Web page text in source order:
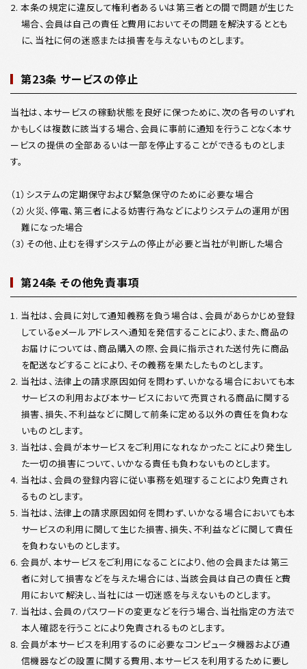
2. 本条の規定に違反して権利者あるいは第三者との間で問題が生じた
場合、会員は自己の責任と費用においてその問題を解決するととも
に、当社に何の迷惑または損害を与えないものとします。
第23条 サービスの停止
当社は、本サービスの稼動状態を良好に保つために、次の各号のいずれ
かもしくは複数に該当する場合、会員に事前に通知を行うことなく本サ
ービスの提供の全部あるいは一部を停止することができるものとしま
す。
（1）システムの定期保守および緊急保守のために必要な場合
（2）火災、停電、第三者による妨害行為などによりシステムの運用が困
難になった場合
（3）その他、止むを得ずシステムの停止が必要と当社が判断した場合
第24条 その他免責事項
1. 当社は、会員に対して通知義務を負う場合は、会員があらかじめ登録
しているeメールアドレスへ通知を発信することにより、また、商品の
お届けについては、商品購入の際、会員に指示された送付先に商品
を配送などすることにより、その義務を果たしたものとします。
2. 当社は、法律上の請求原因如何を問わず、いかなる場合においても本
サービスの利用および本サービスにおいて売買される商品に関する
損害、損失、不利益などに関して前条に定める以外の責任を負わな
いものとします。
3. 当社は、会員が本サービスをご利用になれなかったことにより発生し
た一切の損害について、いかなる責任も負わないものとします。
4. 当社は、会員の登録内容に従い事務を処理することにより免責され
るものとします。
5. 当社は、法律上の請求原因如何を問わず、いかなる場合においても本
サービスの利用に関して生じた損害、損失、不利益などに関して責任
を負わないものとします。
6. 会員が、本サービスをご利用になることにより、他の会員または第三
者に対して損害などを与えた場合には、当該会員は自己の責任と費
用において解決し、当社には一切迷惑を与えないものとします。
7. 当社は、会員のパスワードの変更などを行う場合、当社指定の方法で
本人確認を行うことにより免責されるものとします。
8. 会員が本サービスを利用するのに必要なコンピュータ機器および通
信機器などの設置に関する費用、本サービスを利用するために要し